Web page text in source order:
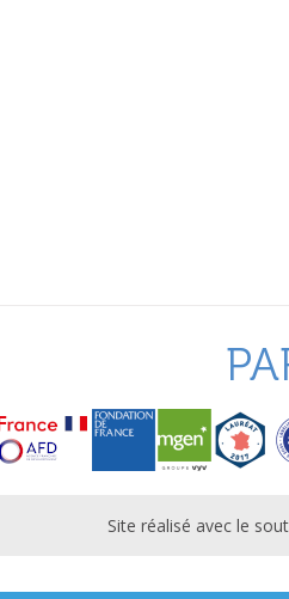
Site réalisé avec le